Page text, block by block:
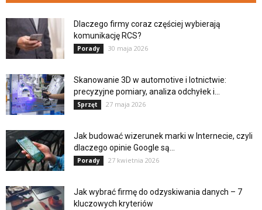
Dlaczego firmy coraz częściej wybierają
komunikację RCS?
Porady 30 maja 2026
Skanowanie 3D w automotive i lotnictwie:
precyzyjne pomiary, analiza odchyłek i...
Sprzęt 27 maja 2026
Jak budować wizerunek marki w Internecie, czyli
dlaczego opinie Google są...
Porady 27 kwietnia 2026
Jak wybrać firmę do odzyskiwania danych – 7
kluczowych kryteriów